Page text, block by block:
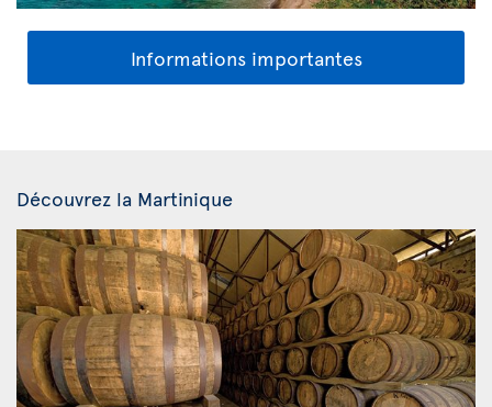
Informations importantes
Découvrez la Martinique